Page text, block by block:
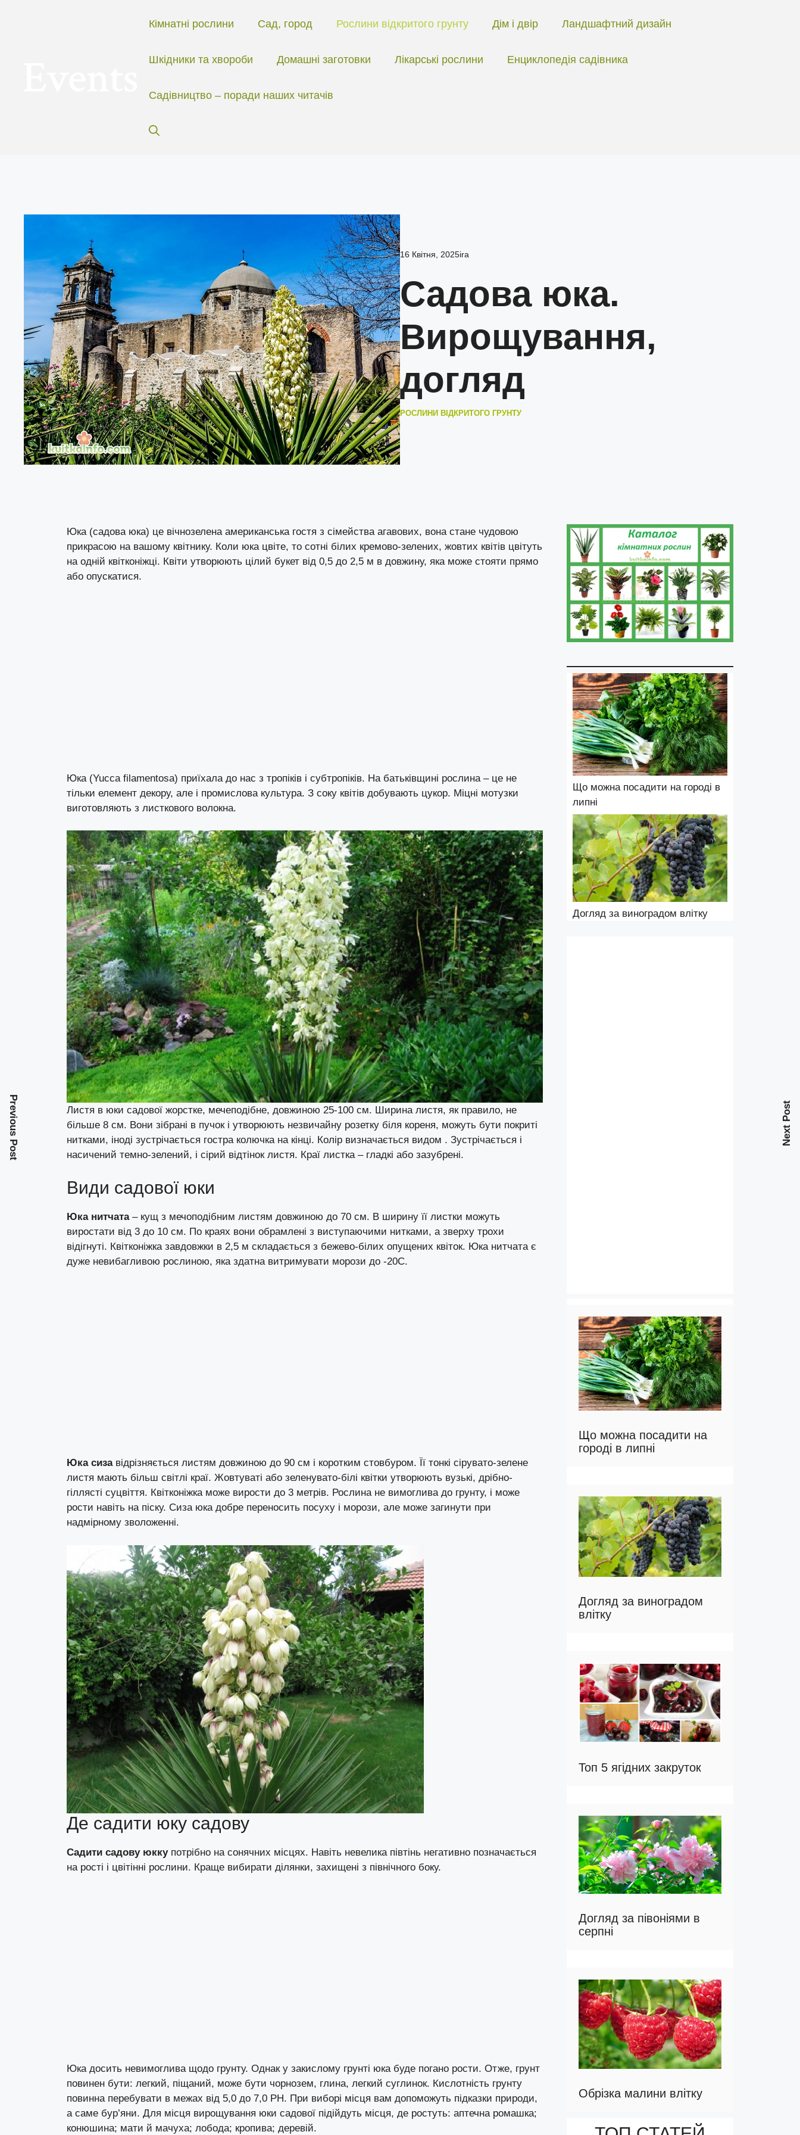
Кімнатні рослини Сад, город Рослини відкритого грунту Дім і двір Ландшафтний дизайн
Шкідники та хвороби Домашні заготовки Лікарські рослини Енциклопедія садівника
Садівництво – поради наших читачів
16 Квітня, 2025ira
Садова юка.
Вирощування,
догляд
РОСЛИНИ ВІДКРИТОГО ГРУНТУ
Юка (садова юка) це вічнозелена американська гостя з сімейства агавових, вона стане чудовою
прикрасою на вашому квітнику. Коли юка цвіте, то сотні білих кремово-зелених, жовтих квітів цвітуть
на одній квітконіжці. Квіти утворюють цілий букет від 0,5 до 2,5 м в довжину, яка може стояти прямо
або опускатися.
Юка (Yucca filamentosa) приїхала до нас з тропіків і субтропіків. На батьківщині рослина – це не
тільки елемент декору, але і промислова культура. З соку квітів добувають цукор. Міцні мотузки
виготовляють з листкового волокна.
Листя в юки садової жорстке, мечеподібне, довжиною 25-100 см. Ширина листя, як правило, не
більше 8 см. Вони зібрані в пучок і утворюють незвичайну розетку біля кореня, можуть бути покриті
нитками, іноді зустрічається гостра колючка на кінці. Колір визначається видом . Зустрічається і
насичений темно-зелений, і сірий відтінок листя. Краї листка – гладкі або зазубрені.
Види садової юки
Юка нитчата– кущ з мечоподібним листям довжиною до 70 см. В ширину її листки можуть
виростати від 3 до 10 см. По краях вони обрамлені з виступаючими нитками, а зверху трохи
відігнуті. Квітконіжка завдовжки в 2,5 м складається з бежево-білих опущених квіток. Юка нитчата є
дуже невибагливою рослиною, яка здатна витримувати морози до -20С.
Юка сизавідрізняється листям довжиною до 90 см і коротким стовбуром. Її тонкі сірувато-зелене
листя мають більш світлі краї. Жовтуваті або зеленувато-білі квітки утворюють вузькі, дрібно-
гіллясті суцвіття. Квітконіжка може вирости до 3 метрів. Рослина не вимоглива до грунту, і може
рости навіть на піску. Сиза юка добре переносить посуху і морози, але може загинути при
надмірному зволоженні.
Де садити юку садову
Садити садову юккупотрібно на сонячних місцях. Навіть невелика півтінь негативно позначається
на рості і цвітінні рослини. Краще вибирати ділянки, захищені з північного боку.
Юка досить невимоглива щодо грунту. Однак у закислому грунті юка буде погано рости. Отже, грунт
повинен бути: легкий, піщаний, може бути чорнозем, глина, легкий суглинок. Кислотність грунту
повинна перебувати в межах від 5,0 до 7,0 PH. При виборі місця вам допоможуть підказки природи,
а саме бур’яни. Для місця вирощування юки садової підійдуть місця, де ростуть: аптечна ромашка;
конюшина; мати й мачуха; лобода; кропива; деревій.
Previous Post Next Post
Що можна посадити на городі в
липні
Догляд за виноградом влітку
Що можна посадити на
городі в липні
Догляд за виноградом
влітку
Топ 5 ягідних закруток
Догляд за півоніями в
серпні
Обрізка малини влітку